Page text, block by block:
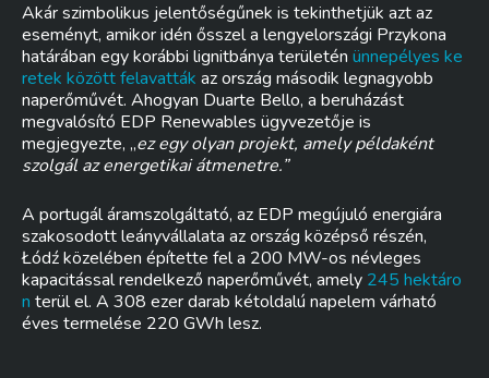
Akár szimbolikus jelentőségűnek is tekinthetjük azt az
eseményt, amikor idén ősszel a lengyelországi Przykona
határában egy korábbi lignitbánya területén ünnepélyes ke
retek között felavatták az ország második legnagyobb
naperőművét. Ahogyan Duarte Bello, a beruházást
megvalósító EDP Renewables ügyvezetője is
megjegyezte, „ez egy olyan projekt, amely példaként
szolgál az energetikai átmenetre.”
A portugál áramszolgáltató, az EDP megújuló energiára
szakosodott leányvállalata az ország középső részén,
Łódź közelében építette fel a 200 MW-os névleges
kapacitással rendelkező naperőművét, amely 245 hektáro
n terül el. A 308 ezer darab kétoldalú napelem várható
éves termelése 220 GWh lesz.